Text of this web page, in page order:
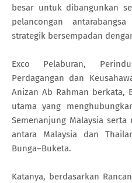
besar untuk dibangunkan
pelancongan
strategik bersempadan
Exco Pelaburan,
Perdagangan dan
Anizan Ab Rahman berkata,
utama yang
Semenanjung Malaysia
antara Malaysia dan
Bunga–Buketa.
Katanya, berdasarkan